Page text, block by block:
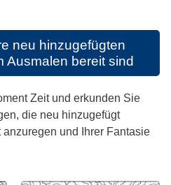
neu hinzugefügten
Ausmalen bereit sind
Zeit und erkunden Sie
die neu hinzugefügt
und Ihrer Fantasie